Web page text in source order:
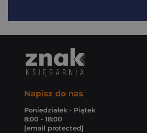
Napisz do nas
Poniedziałek - Piątek
8:00 - 18:00
[email protected]